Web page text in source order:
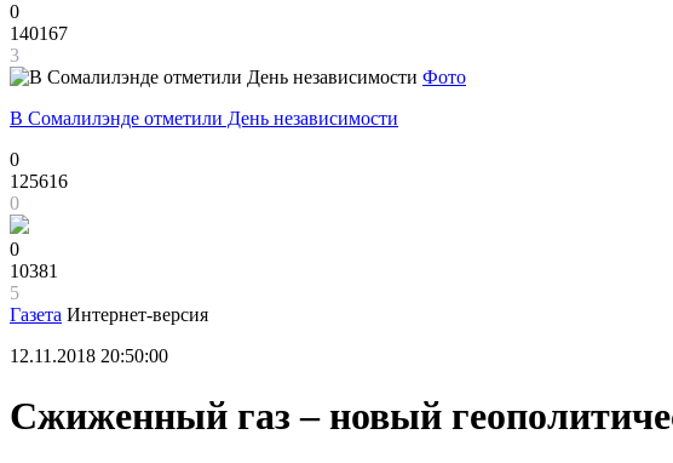
0
140167
3
Фото
В Сомалилэнде отметили День независимости
0
125616
0
0
10381
5
Газета Интернет-версия
12.11.2018 20:50:00
Сжиженный газ – новый